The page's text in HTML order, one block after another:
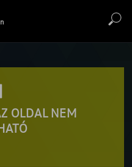
OLDAL NEM